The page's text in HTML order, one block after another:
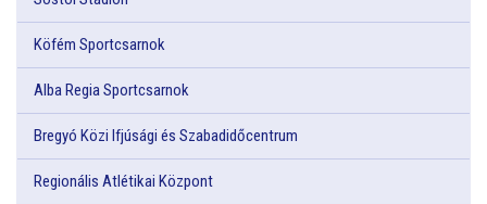
Köfém Sportcsarnok
Alba Regia Sportcsarnok
Bregyó Közi Ifjúsági és Szabadidőcentrum
Regionális Atlétikai Központ